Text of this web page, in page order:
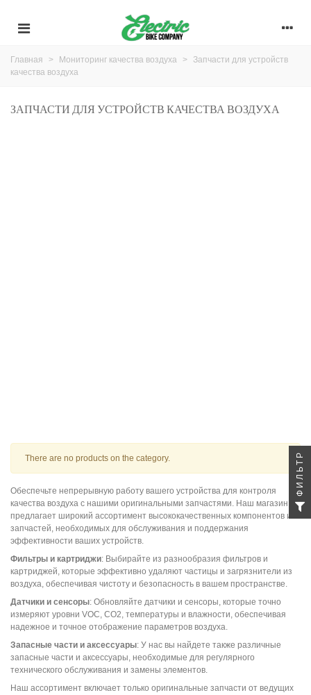
Главная > Мониторинг качества воздуха >
Запчасти для устройств
качества воздуха
ЗАПЧАСТИ ДЛЯ УСТРОЙСТВ КАЧЕСТВА ВОЗДУХА
There are no products on the category.
Обеспечьте непрерывную работу вашего устройства для контроля
качества воздуха с нашими оригинальными запчастями. Наш магазин
предлагает широкий ассортимент высококачественных компонентов и
запчастей, необходимых для обслуживания и поддержания
эффективности ваших устройств.
Фильтры и картриджи: Выбирайте из разнообразия фильтров и
картриджей, которые эффективно удаляют частицы и загрязнители из
воздуха, обеспечивая чистоту и безопасность в вашем пространстве.
Датчики и сенсоры: Обновляйте датчики и сенсоры, которые точно
измеряют уровни VOC, CO2, температуры и влажности, обеспечивая
надежное и точное отображение параметров воздуха.
Запасные части и аксессуары: У нас вы найдете также различные
запасные части и аксессуары, необходимые для регулярного
технического обслуживания и замены элементов.
Наш ассортимент включает только оригинальные запчасти от ведущих
ФИЛЬТР